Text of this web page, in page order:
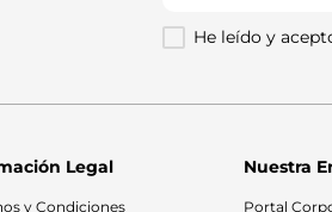
He leído y
Legal
y Condiciones
Nuestra
Portal